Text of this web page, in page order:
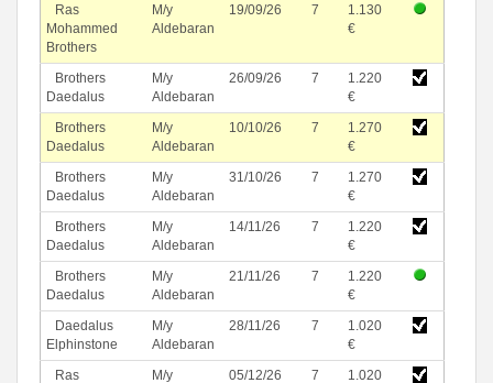
Ras
Mohammed
Brothers
M/y
Aldebaran
19/09/26 7
1.130
€
Brothers
Daedalus
M/y
Aldebaran
26/09/26 7
1.220
€
Brothers
Daedalus
M/y
Aldebaran
10/10/26 7
1.270
€
Brothers
Daedalus
M/y
Aldebaran
31/10/26 7
1.270
€
Brothers
Daedalus
M/y
Aldebaran
14/11/26 7
1.220
€
Brothers
Daedalus
M/y
Aldebaran
21/11/26 7
1.220
€
Daedalus
Elphinstone
M/y
Aldebaran
28/11/26 7
1.020
€
Ras
M/y 05/12/26 7 1.020